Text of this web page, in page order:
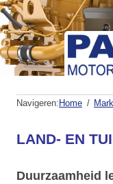
Navigeren: Home
LAND- EN
Duurzaamheid